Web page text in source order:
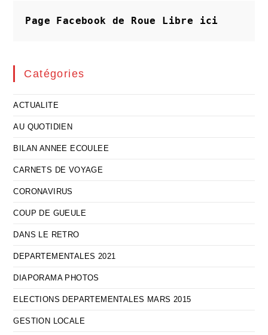
Page Facebook de Roue Libre ici
Catégories
ACTUALITE
AU QUOTIDIEN
BILAN ANNEE ECOULEE
CARNETS DE VOYAGE
CORONAVIRUS
COUP DE GUEULE
DANS LE RETRO
DEPARTEMENTALES 2021
DIAPORAMA PHOTOS
ELECTIONS DEPARTEMENTALES MARS 2015
GESTION LOCALE